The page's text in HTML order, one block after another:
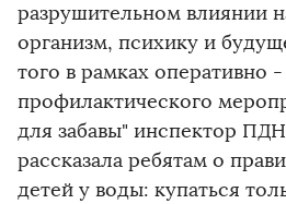
разрушительном влиянии
организм, психику и
того в рамках оперативно -
профилактического
для забавы" инспектор
рассказала ребятам о
детей у воды: купаться